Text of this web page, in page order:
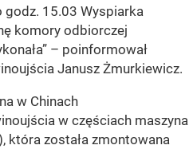
godz. 15.03 Wyspiarka
komory odbiorczej
– poinformował
Janusz Żmurkiewicz.
w Chinach
w częściach maszyna
która została zmontowana